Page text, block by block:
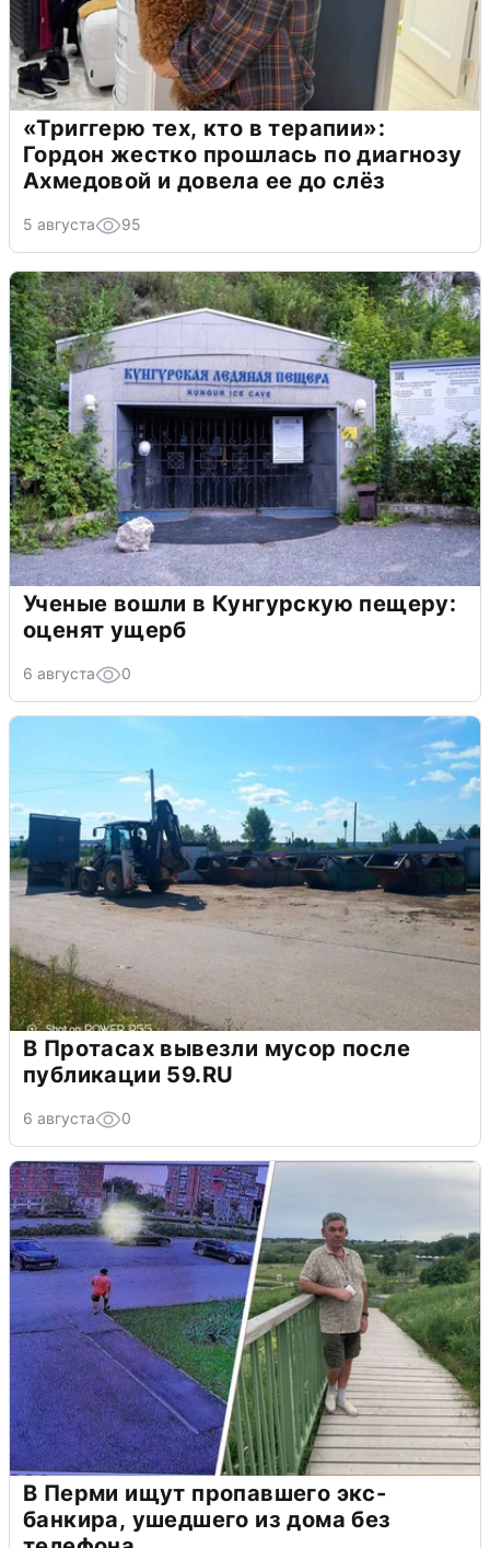
«Триггерю тех, кто в терапии»:
Гордон жестко прошлась по диагнозу
Ахмедовой и довела ее до слёз
5 августа 95
Ученые вошли в Кунгурскую пещеру:
оценят ущерб
6 августа 0
В Протасах вывезли мусор после
публикации 59.RU
6 августа 0
В Перми ищут пропавшего экс-
банкира, ушедшего из дома без